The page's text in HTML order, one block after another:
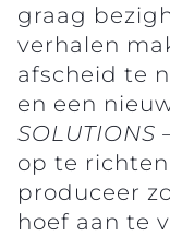
graag
verhalen
afscheid te
en een
op te
produceer
hoef aan te